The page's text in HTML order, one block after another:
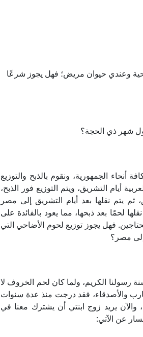
وعندي حيوان مريض؛ فهل يجوز شرعًا
شهر ذي الحجة؟
الجمهورية، ونقوم بالذبح والتوزيع
أيام التشريق، ويتم التوزيع فور الذبح،
يتم نقلها بعد أيام التشريق إلى مصر
لحمًا بعد ذبحها، مما يعود بالفائدة على
فهل يجوز توزيع لحوم الأضاحي التي
إلى مصر؟
الكريم، ولما كان لحم الخروف لا
والأصدقاء، فقد درجت منذ عدة سنوات
يريد زوج ابنتي أن يشترك معنا في
عن الآتي: